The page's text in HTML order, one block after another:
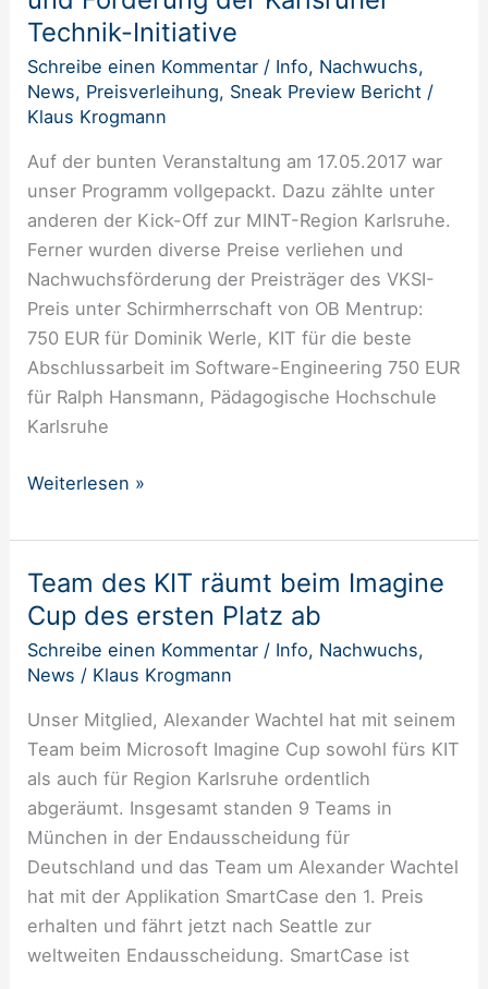
Technik-Initiative
Schreibe einen Kommentar / Info, Nachwuchs,
News, Preisverleihung, Sneak Preview Bericht /
Klaus Krogmann
Auf der bunten Veranstaltung am 17.05.2017 war
unser Programm vollgepackt. Dazu zählte unter
anderen der Kick-Off zur MINT-Region Karlsruhe.
Ferner wurden diverse Preise verliehen und
Nachwuchsförderung der Preisträger des VKSI-
Preis unter Schirmherrschaft von OB Mentrup:
750 EUR für Dominik Werle, KIT für die beste
Abschlussarbeit im Software-Engineering 750 EUR
für Ralph Hansmann, Pädagogische Hochschule
Karlsruhe
VKSI-
Preis
und
Förderung
Karlsruher
Technik-
Initiative
Weiterlesen »
Team des KIT räumt beim Imagine
Cup des ersten Platz ab
Schreibe einen Kommentar / Info, Nachwuchs,
News / Klaus Krogmann
Unser Mitglied, Alexander Wachtel hat mit seinem
Team beim Microsoft Imagine Cup sowohl fürs KIT
als auch für Region Karlsruhe ordentlich
abgeräumt. Insgesamt standen 9 Teams in
München in der Endausscheidung für
Deutschland und das Team um Alexander Wachtel
hat mit der Applikation SmartCase den 1. Preis
erhalten und fährt jetzt nach Seattle zur
weltweiten Endausscheidung. SmartCase ist
Team
des
KIT
räumt
Imagine
Cup
des
ersten
Platz
ab